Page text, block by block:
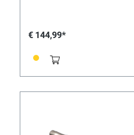
€ 144,99*